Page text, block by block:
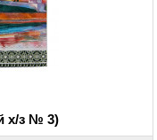
х/з № 3)